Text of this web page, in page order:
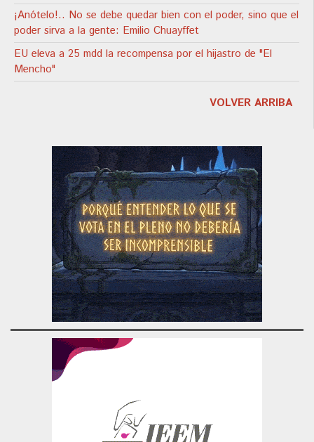
¡Anótelo!.. No se debe quedar bien con el poder, sino que el
poder sirva a la gente: Emilio Chuayffet
EU eleva a 25 mdd la recompensa por el hijastro de "El
Mencho"
VOLVER ARRIBA